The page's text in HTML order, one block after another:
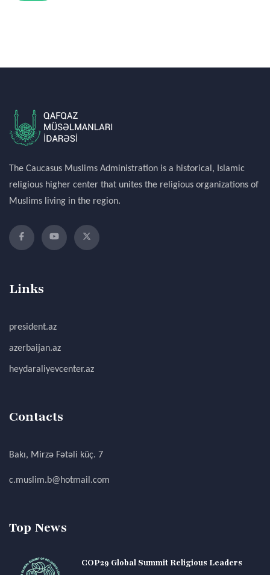
The Caucasus Muslims Administration is a historical, Islamic
religious higher center that unites the religious organizations of
Muslims living in the region.
Links
president.az
azerbaijan.az
heydaraliyevcenter.az
Contacts
Bakı, Mirzə Fətəli küç. 7
c.muslim.b@hotmail.com
Top News
COP29 Global Summit Religious Leaders